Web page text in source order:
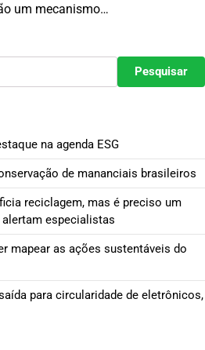
um mecanismo…
Pesquisar
na agenda ESG
de mananciais brasileiros
reciclagem, mas é preciso um
especialistas
mapear as ações sustentáveis do
para circularidade de eletrônicos,